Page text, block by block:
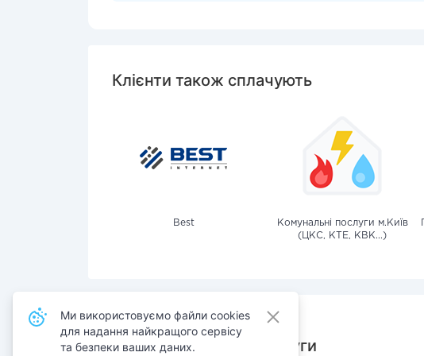
Клієнти також сплачують
Best
Комунальні послуги м.Київ
(ЦКС, КТЕ, КВК...)
Також сплачують послуги
Ми використовуємо файли cookies
для надання найкращого сервісу
та безпеки ваших даних.